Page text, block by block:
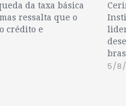
da taxa básica
ressalta que o
crédito e
5/